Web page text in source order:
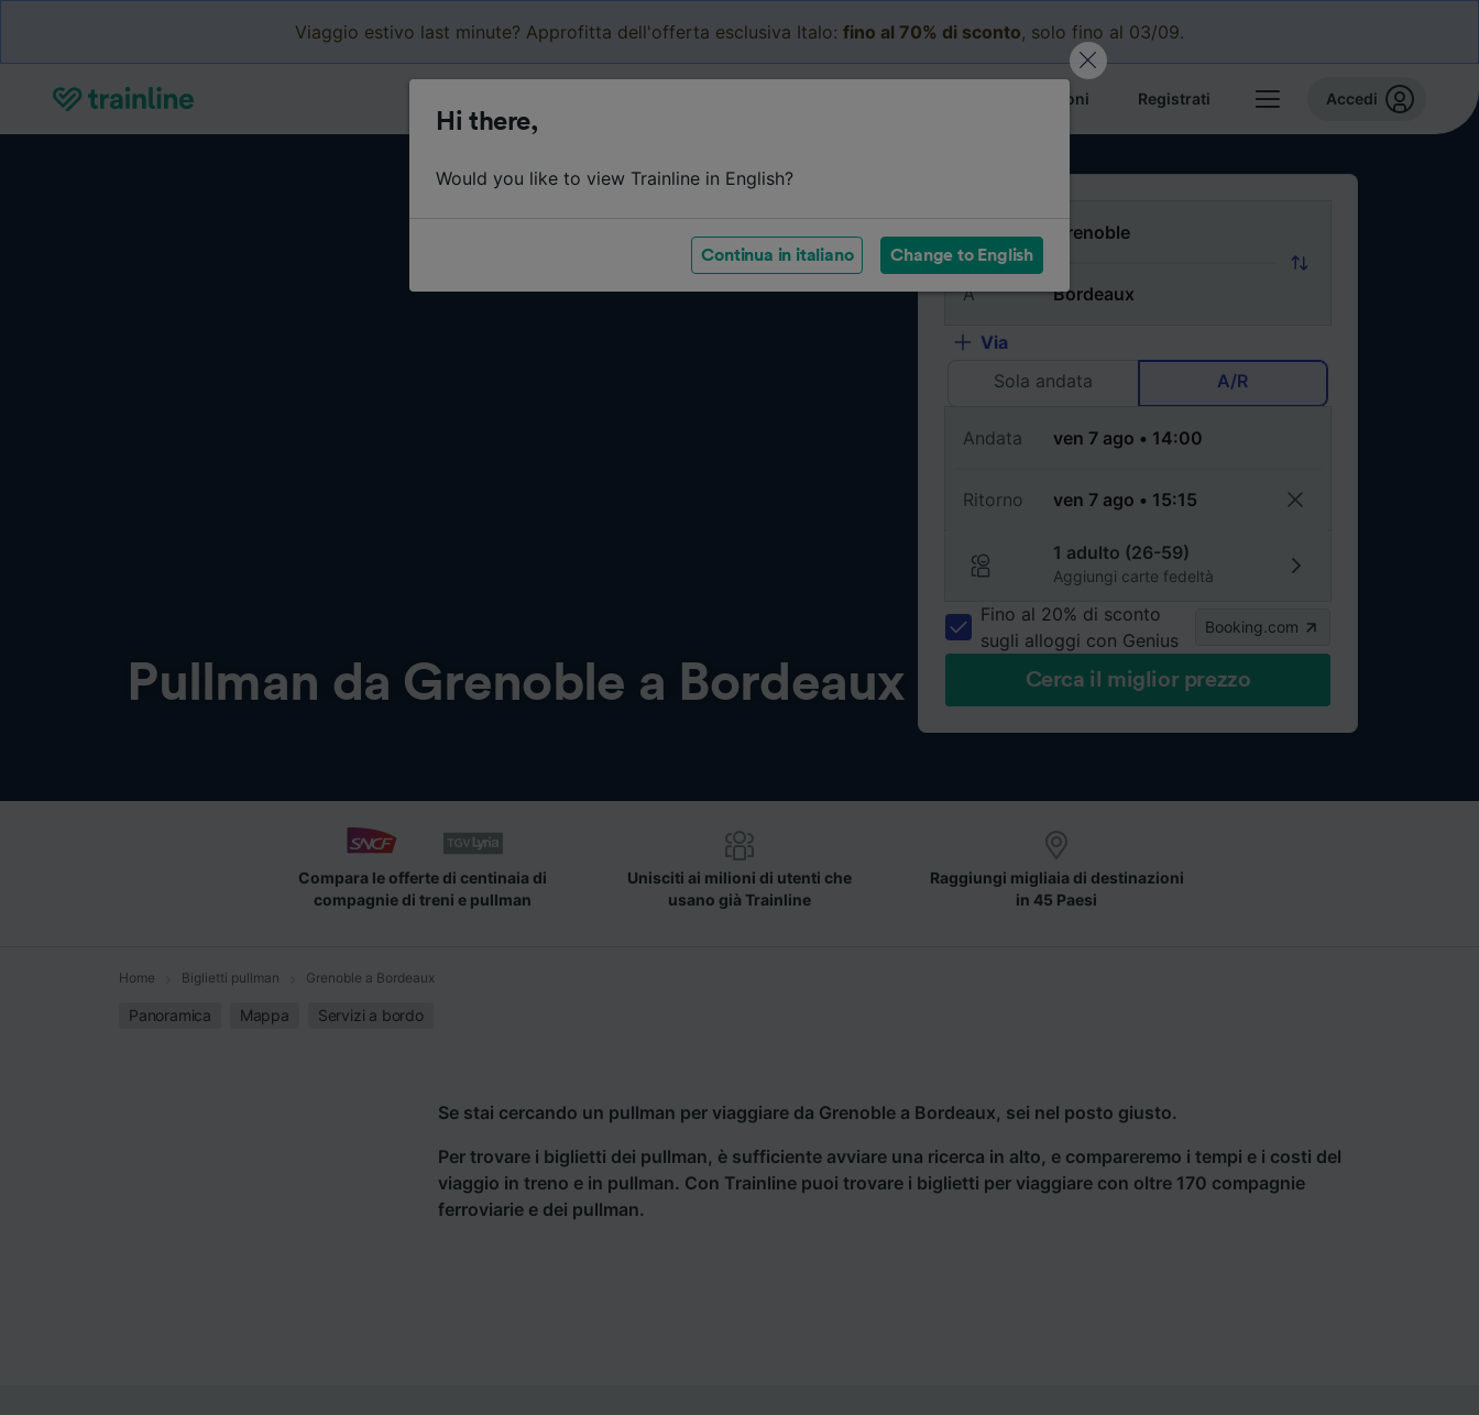
Viaggio estivo last minute? Approfitta dell'offerta esclusiva Italo: fino al 70% di sconto, solo fino al 03/09.
Le mie prenotazioni Registrati Accedi
Pullman da Grenoble a Bordeaux
Da
A
Via
Sola andata
A/R
Andata
Ritorno
1 adulto (26-59)
Aggiungi carte fedeltà
Fino al 20% di sconto
sugli alloggi con Genius
Booking.com
Cerca il miglior prezzo
Compara le offerte di centinaia di
compagnie di treni e pullman
Unisciti ai milioni di utenti che
usano già Trainline
Raggiungi migliaia di destinazioni
in 45 Paesi
Home Biglietti pullman Grenoble a Bordeaux
Panoramica Mappa Servizi a bordo
Se stai cercando un pullman per viaggiare da Grenoble a Bordeaux, sei nel posto giusto.
Per trovare i biglietti dei pullman, è sufficiente avviare una ricerca in alto, e compareremo i tempi e i costi del
viaggio in treno e in pullman. Con Trainline puoi trovare i biglietti per viaggiare con oltre 170 compagnie
ferroviarie e dei pullman.
Hi there,
Would you like to view Trainline in English?
Continua in italiano Change to English